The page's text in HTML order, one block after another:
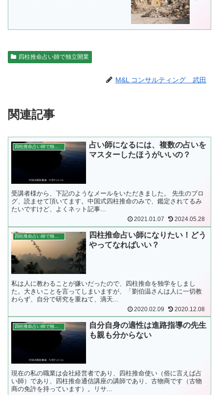
四柱推命占い師で独立開業
M&L コンサルティング 武田
関連記事
四柱推命占い師で独立開業
占い師になるには、複数の占いを
マスターしたほうがいいの？
受講者様から、下記のようなメールをいただきました。 先生のブロ
グ、読ませて頂いてます。中国式四柱推命のみで、鑑定されてるみ
たいですけど、よくネット記事...
2021.01.07 2024.05.28
四柱推命占い師で独立開業
四柱推命占い師になりたい！どう
やってなればいい？
私は人に教わることが嫌いだったので、四柱推命を独学をしまし
た。大きいことを言ってしまいますが、「劉伯温さんは人に一切教
わらず、自分で研究を重ねて、滴天...
2020.02.09 2020.12.08
四柱推命占い師で独立開業
自分自身の適性は進路指導の先生
も親も分からない
現在の私の職業は会社経営者であり、四柱推命使い（俗に言えば占
い師）であり、四柱推命通信講座の講師であり、古物商です（古物
商の免許を持っています）。リサ...